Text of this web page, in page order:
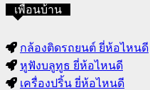
เพื่อนบ้าน
กล้องติดรถยนต์ ยี่ห้อไหนดี
หูฟังบลูทูธ ยี่ห้อไหนดี
เครื่องปริ้น ยี่ห้อไหนดี